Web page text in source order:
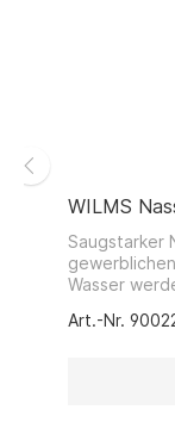
WILMS
Saugstarker
Wasser
Dauerfilter
verwendet
Art.-Nr.